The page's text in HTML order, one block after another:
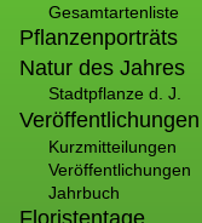
Gesamtartenliste
Pflanzenporträts
Natur des Jahres
Stadtpflanze d. J.
Veröffentlichungen
Kurzmitteilungen
Veröffentlichungen
Jahrbuch